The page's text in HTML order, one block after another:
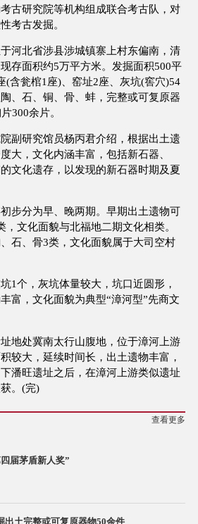
古研究院等机构组成联合考古队，对
考古发掘。
河北省涉县涉城镇寨上村东偏南，清
存面积约5万平方米。发掘面积500平
(含瓮棺1座)、窑址2座、灰坑(窖穴)54
、石、铜、骨、蚌，完整或可复原器
300余片。
副研究馆员杨丙君介绍，根据出土遗
大，文化内涵丰富，包括新石器、
文化遗存，以发现的新石器时期及夏
步分为早、晚两期。早期出土遗物可
文化面貌与北福地二期文化相类。
石、骨3类，文化面貌属于大司空村
1个，灰坑体量较大，坑口近圆形，
富，文化面貌为典型“漳河型”先商文
地处冀南太行山腹地，位于漳河上游
较大，延续时间长，出土遗物丰富，
潘旺遗址之后，在漳河上游类似遗址
。(完)
查看更多
届茅盾新人奖”
出土完整或可复原器物50余件